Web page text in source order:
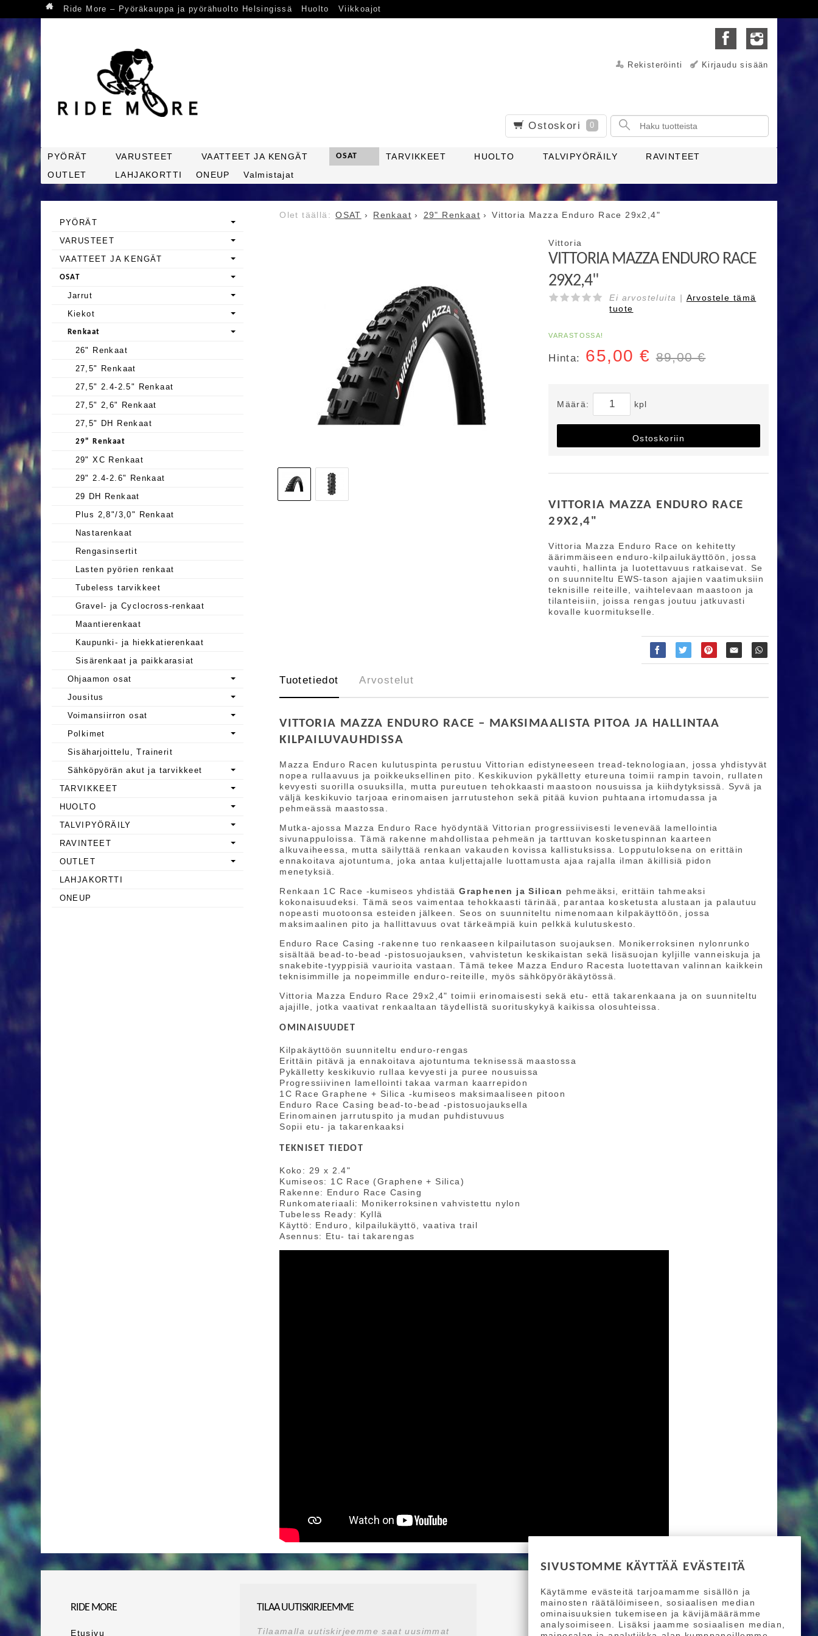
SIVUSTOMME KÄYTTÄÄ EVÄSTEITÄ
Käytämme evästeitä tarjoamamme sisällön ja
mainosten räätälöimiseen, sosiaalisen median
ominaisuuksien tukemiseen ja kävijämäärämme
analysoimiseen. Lisäksi jaamme sosiaalisen median,
Ride More – Pyöräkauppa ja pyörähuolto Helsingissä Huolto Viikkoajot
Rekisteröinti Kirjaudu sisään
Ostoskori 0
PYÖRÄT VARUSTEET VAATTEET JA KENGÄT OSAT TARVIKKEET HUOLTO TALVIPYÖRÄILY
RAVINTEET
OUTLET
LAHJAKORTTI ONEUP Valmistajat
OSAT Renkaat 29" Renkaat Vittoria Mazza Enduro Race 29x2,4"
Vittoria
VITTORIA MAZZA ENDURO RACE
29X2,4"
Ei arvosteluita | Arvostele tämä
tuote
VARASTOSSA!
Hinta: 65,00 € 89,00 €
Määrä: kpl
Ostoskoriin
VITTORIA MAZZA ENDURO RACE
29X2,4"
Vittoria Mazza Enduro Race on kehitetty
äärimmäiseen enduro-kilpailukäyttöön, jossa
vauhti, hallinta ja luotettavuus ratkaisevat. Se
on suunniteltu EWS-tason ajajien vaatimuksiin
teknisille reiteille, vaihtelevaan maastoon ja
tilanteisiin, joissa rengas joutuu jatkuvasti
kovalle kuormitukselle.
Tuotetiedot Arvostelut
VITTORIA MAZZA ENDURO RACE – MAKSIMAALISTA PITOA JA HALLINTAA
KILPAILUVAUHDISSA
Mazza Enduro Racen kulutuspinta perustuu Vittorian edistyneeseen tread-teknologiaan, jossa yhdistyvät
nopea rullaavuus ja poikkeuksellinen pito. Keskikuvion pykälletty etureuna toimii rampin tavoin, rullaten
kevyesti suorilla osuuksilla, mutta pureutuen tehokkaasti maastoon nousuissa ja kiihdytyksissä. Syvä ja
väljä keskikuvio tarjoaa erinomaisen jarrutustehon sekä pitää kuvion puhtaana irtomudassa ja
pehmeässä maastossa.
Mutka-ajossa Mazza Enduro Race hyödyntää Vittorian progressiivisesti levenevää lamellointia
sivunappuloissa. Tämä rakenne mahdollistaa pehmeän ja tarttuvan kosketuspinnan kaarteen
alkuvaiheessa, mutta säilyttää renkaan vakauden kovissa kallistuksissa. Lopputuloksena on erittäin
ennakoitava ajotuntuma, joka antaa kuljettajalle luottamusta ajaa rajalla ilman äkillisiä pidon
menetyksiä.
Renkaan 1C Race -kumiseos yhdistääGraphenen ja Silican pehmeäksi, erittäin tahmeaksi
kokonaisuudeksi. Tämä seos vaimentaa tehokkaasti tärinää, parantaa kosketusta alustaan ja palautuu
nopeasti muotoonsa esteiden jälkeen. Seos on suunniteltu nimenomaan kilpakäyttöön, jossa
maksimaalinen pito ja hallittavuus ovat tärkeämpiä kuin pelkkä kulutuskesto.
Enduro Race Casing -rakenne tuo renkaaseen kilpailutason suojauksen. Monikerroksinen nylonrunko
sisältää bead-to-bead -pistosuojauksen, vahvistetun keskikaistan sekä lisäsuojan kyljille vanneiskuja ja
snakebite-tyyppisiä vaurioita vastaan. Tämä tekee Mazza Enduro Racesta luotettavan valinnan kaikkein
teknisimmille ja nopeimmille enduro-reiteille, myös sähköpyöräkäytössä.
Vittoria Mazza Enduro Race 29x2,4" toimii erinomaisesti sekä etu- että takarenkaana ja on suunniteltu
ajajille, jotka vaativat renkaaltaan täydellistä suorituskykyä kaikissa olosuhteissa.
OMINAISUUDET
Kilpakäyttöön suunniteltu enduro-rengas
Erittäin pitävä ja ennakoitava ajotuntuma teknisessä maastossa
Pykälletty keskikuvio rullaa kevyesti ja puree nousuissa
Progressiivinen lamellointi takaa varman kaarrepidon
1C Race Graphene + Silica -kumiseos maksimaaliseen pitoon
Enduro Race Casing bead-to-bead -pistosuojauksella
Erinomainen jarrutuspito ja mudan puhdistuvuus
Sopii etu- ja takarenkaaksi
TEKNISET TIEDOT
Koko: 29 x 2.4"
Kumiseos: 1C Race (Graphene + Silica)
Rakenne: Enduro Race Casing
Runkomateriaali: Monikerroksinen vahvistettu nylon
Tubeless Ready: Kyllä
Käyttö: Enduro, kilpailukäyttö, vaativa trail
Asennus: Etu- tai takarengas
PYÖRÄT
VARUSTEET
VAATTEET JA KENGÄT
OSAT
Jarrut
Kiekot
Renkaat
26" Renkaat
27,5" Renkaat
27,5" 2.4-2.5" Renkaat
27,5" 2,6" Renkaat
27,5" DH Renkaat
29" Renkaat
29" XC Renkaat
29" 2.4-2.6" Renkaat
29 DH Renkaat
Plus 2,8"/3,0" Renkaat
Nastarenkaat
Rengasinsertit
Lasten pyörien renkaat
Tubeless tarvikkeet
Gravel- ja Cyclocross-renkaat
Maantierenkaat
Kaupunki- ja hiekkatierenkaat
Sisärenkaat ja paikkarasiat
Ohjaamon osat
Jousitus
Voimansiirron osat
Polkimet
Sisäharjoittelu, Trainerit
Sähköpyörän akut ja tarvikkeet
TARVIKKEET
HUOLTO
TALVIPYÖRÄILY
RAVINTEET
OUTLET
LAHJAKORTTI
ONEUP
RIDE MORE
Etusivu
TILAA UUTISKIRJEEMME
Tilaamalla uutiskirjeemme saat uusimmat